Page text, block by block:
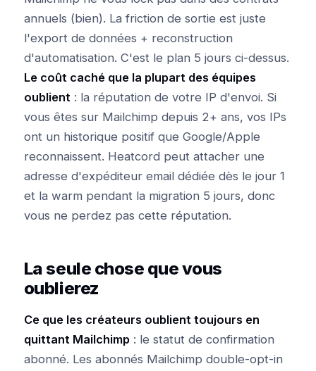
annuels (bien). La friction de sortie est juste
l'export de données + reconstruction
d'automatisation. C'est le plan 5 jours ci-dessus.
Le coût caché que la plupart des équipes
oublient: la réputation de votre IP d'envoi. Si
vous êtes sur Mailchimp depuis 2+ ans, vos IPs
ont un historique positif que Google/Apple
reconnaissent. Heatcord peut attacher une
adresse d'expéditeur email dédiée dès le jour 1
et la warm pendant la migration 5 jours, donc
vous ne perdez pas cette réputation.
La seule chose que vous
oublierez
Ce que les créateurs oublient toujours en
quittant Mailchimp: le statut de confirmation
abonné. Les abonnés Mailchimp double-opt-in